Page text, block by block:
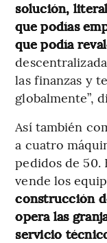
solución,
que podías
que podía
las finanzas y
globalmente”,
Así también
a cuatro
pedidos de
vende los
construcción
opera las
servicio